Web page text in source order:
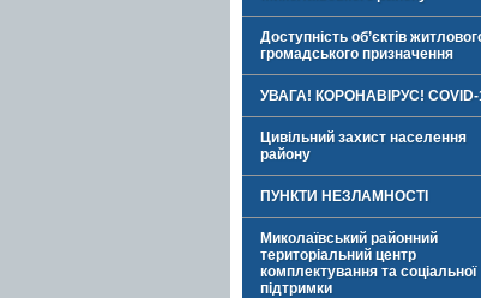
Доступність об’єктів
громадського призначення
УВАГА! КОРОНАВІРУС! COVID-
Цивільний захист населення
району
ПУНКТИ НЕЗЛАМНОСТІ
Миколаївський районний
територіальний центр
комплектування та соціальної
підтримки